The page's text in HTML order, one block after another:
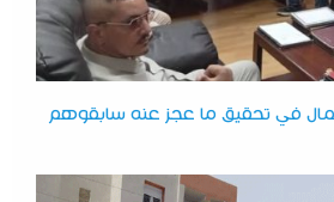
في تحقيق ما عجز عنه سابقوهم